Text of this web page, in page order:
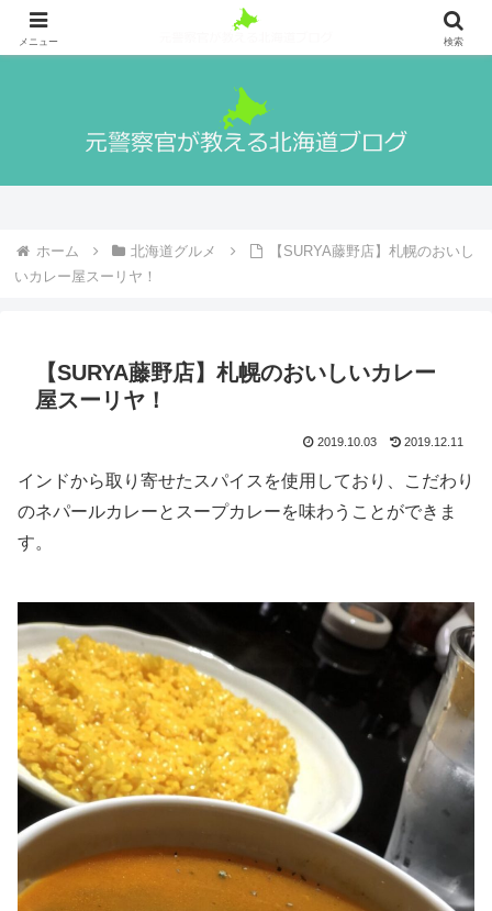
札幌出身の元警察官が警察官になる方法や実際の生活、北海道の魅力や観光地
ホーム 北海道グルメ
【SURYA藤野店】札幌のおいし
いカレー屋スーリヤ！
【SURYA藤野店】札幌のおいしいカレー
屋スーリヤ！
2019.10.03 2019.12.11
インドから取り寄せたスパイスを使用しており、こだわり
のネパールカレーとスープカレーを味わうことができま
す。
メニュー 検索